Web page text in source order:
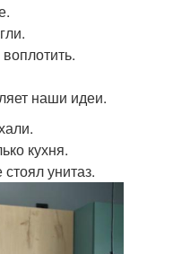
наши идеи.
кухня.
унитаз.